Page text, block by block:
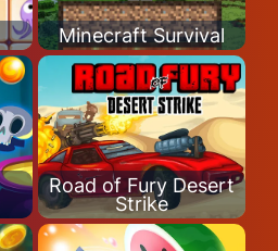
Minecraft Survival
Road of Fury Desert
Strike